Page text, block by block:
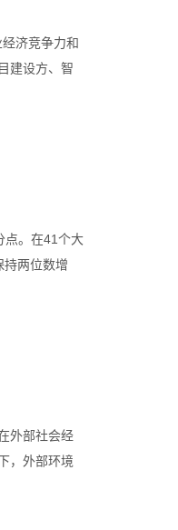
济竞争力和
建设方、智
点。在41个大
持两位数增
外部社会经
，外部环境